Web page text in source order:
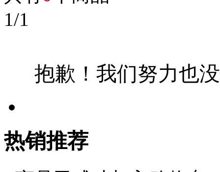
1/1
抱歉！我们努力也
热销推荐